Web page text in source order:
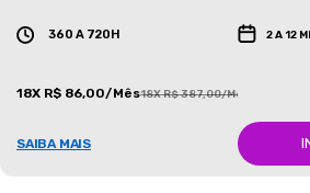
360 A 720H 2 A 12
18X R$ 86,00/Mês18X R$ 387,00/Mês
SAIBA MAIS